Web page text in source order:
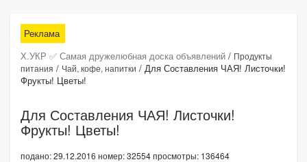
Все регионы
Категории
Избранное
Личный кабинет
Поиск по сайту
Подать объявление
Реклама
Х.УКР ✅ Самая дружелюбная доска объявлений / Продукты
питания / Чай, кофе, напитки / Для Составления ЧАЯ! Листочки!
Фрукты! Цветы!
Для Составления ЧАЯ! Листочки!
Фрукты! Цветы!
подано: 29.12.2016 номер: 32554просмотры: 136464